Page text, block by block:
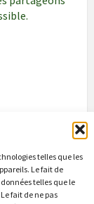
telles que les
Le fait de
telles que le
fait de ne pas